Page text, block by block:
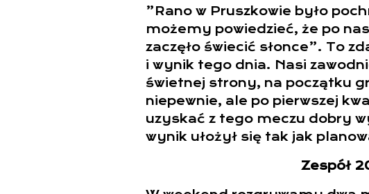
”Rano w Pruszkowie było
możemy powiedzieć, że po
zaczęło świecić słonce”. To
i wynik tego dnia. Nasi
świetnej strony, na początku
niepewnie, ale po pierwszej
uzyskać z tego meczu dobry
wynik ułożył się tak jak
Zespół